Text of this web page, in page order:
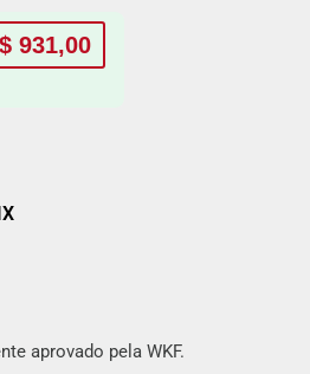
931,00
aprovado pela WKF.